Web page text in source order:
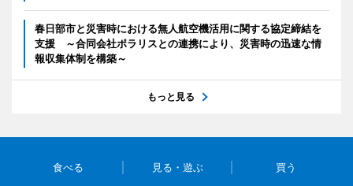
春日部市と災害時における無人航空機活用に関する協定締結を
支援 ～合同会社ポラリスとの連携により、災害時の迅速な情
報収集体制を構築～
もっと見る
食べる 見る・遊ぶ 買う